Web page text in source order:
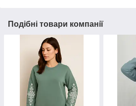
Подібні товари компанії